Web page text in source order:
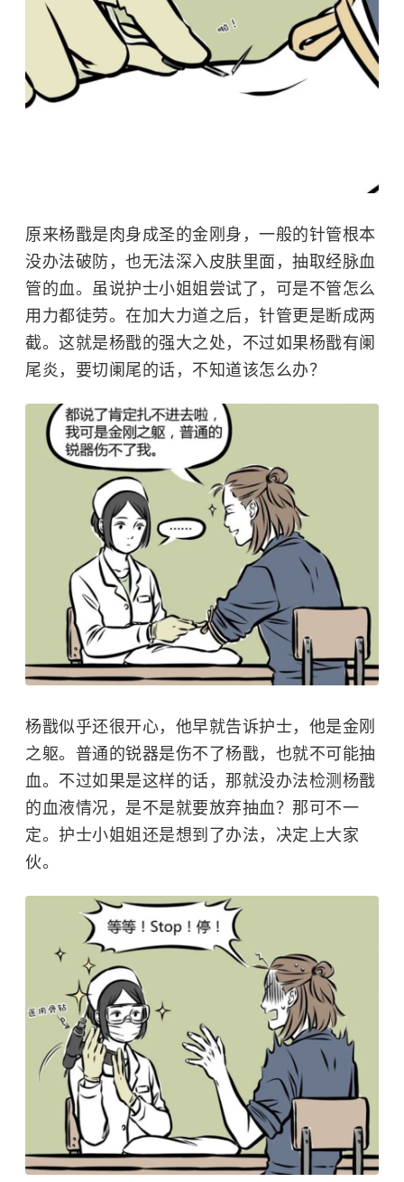
原来杨戬是肉身成圣的金刚身，一般的针管根本
没办法破防，也无法深入皮肤里面，抽取经脉血
管的血。虽说护士小姐姐尝试了，可是不管怎么
用力都徒劳。在加大力道之后，针管更是断成两
截。这就是杨戬的强大之处，不过如果杨戬有阑
尾炎 ，要切阑尾的话，不知道该怎么办？
杨戬似乎还很开心，他早就告诉护士，他是金刚
之躯。普通的锐器是伤不了杨戬，也就不可能抽
血。不过如果是这样的话，那就没办法检测杨戬
的血液情况，是不是就要放弃抽血？那可不一
定。护士小姐姐还是想到了办法，决定上大家
伙。